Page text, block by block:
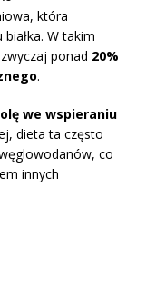
która
W takim
ponad 20%
.
we wspieraniu
dieta ta często
co
innych